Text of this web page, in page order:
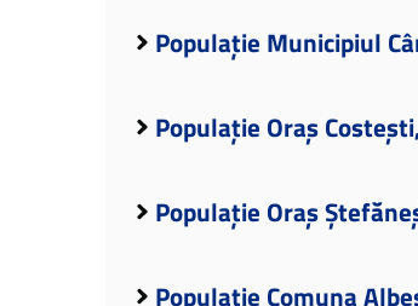
Populație Municipiul
Populație Oraș
Populație Oraș
Populație Comuna